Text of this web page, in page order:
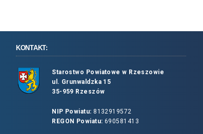
KONTAKT:
Starostwo Powiatowe w Rzeszowie
ul. Grunwaldzka 15
35-959 Rzeszów
NIP Powiatu: 8132919572
REGON Powiatu: 690581413